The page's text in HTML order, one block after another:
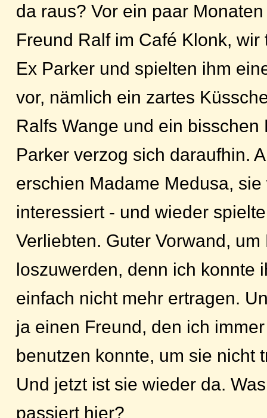
da raus? Vor ein paar
Freund Ralf im Café Klonk,
Ex Parker und spielten ihm
vor, nämlich ein zartes
Ralfs Wange und ein
Parker verzog sich daraufhin.
erschien Madame Medusa,
interessiert - und wieder
Verliebten. Guter Vorwand, um
loszuwerden, denn ich konnte
einfach nicht mehr ertragen.
ja einen Freund, den ich
benutzen konnte, um sie nicht
Und jetzt ist sie wieder da.
passiert hier?